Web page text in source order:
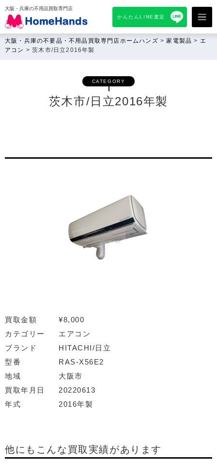
大阪・兵庫の不用品買取専門店
かんたんLINE査定
大阪・兵庫の不要品・不用品買取専門店ホームハンズ >家電製品 > エ
アコン >茨木市/日立2016年製
CATEGORY
茨木市/日立2016年製
買取金額
¥8,000
カテゴリー
エアコン
ブランド
HITACHI/日立
型番
RAS-X56E2
地域
大阪市
買取年月日
20220613
年式
2016年製
他にもこんな買取実績があります